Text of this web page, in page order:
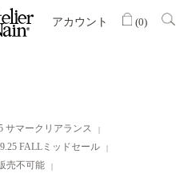
アカウント (0)
サマークリアランス
FALLミッドセール
売不可能